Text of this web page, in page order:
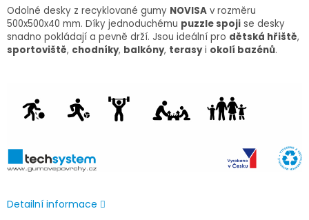
Odolné desky z recyklované gumy NOVISA v rozměru
500x500x40 mm. Díky jednoduchému puzzle spoji se desky
snadno pokládají a pevně drží. Jsou ideální pro dětská hřiště,
sportoviště, chodníky, balkóny, terasyi okolí bazénů.
Detailní informace